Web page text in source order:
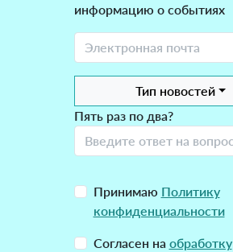
информацию о событиях
Тип новостей
Пять раз по два?
Принимаю Политику
конфиденциальности
Согласен на обработку